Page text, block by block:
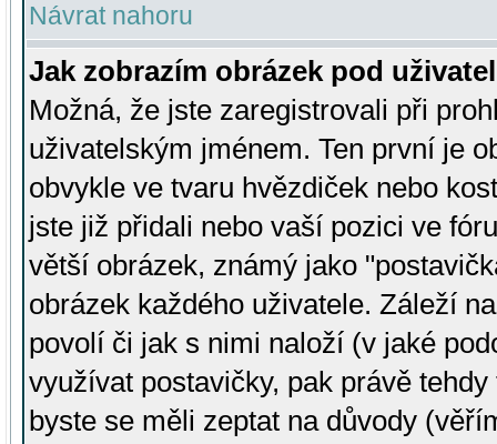
Návrat nahoru
Jak zobrazím obrázek pod
Možná, že jste zaregistrovali při
uživatelským jménem. Ten první je
obvykle ve tvaru hvězdiček nebo
jste již přidali nebo vaší pozici ve
větší obrázek, známý jako
obrázek každého uživatele. Záleží
povolí či jak s nimi naloží (v jaké
využívat postavičky, pak právě
byste se měli zeptat na důvody